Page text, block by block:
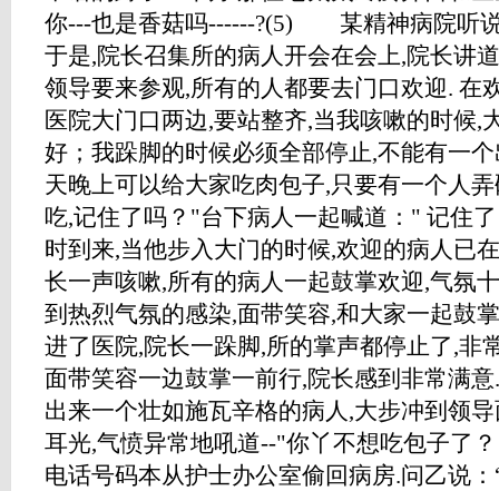
你---也是香菇吗------?(5) 某精神病院听
于是,院长召集所的病人开会在会上,院长讲
领导要来参观,所有的人都要去门口欢迎. 在
医院大门口两边,要站整齐,当我咳嗽的时候,
好；我跺脚的时候必须全部停止,不能有一
天晚上可以给大家吃肉包子,只要有一个人
吃,记住了吗？"台下病人一起喊道：" 记
时到来,当他步入大门的时候,欢迎的病人已
长一声咳嗽,所有的病人一起鼓掌欢迎,气氛
到热烈气氛的感染,面带笑容,和大家一起鼓
进了医院,院长一跺脚,所的掌声都停止了,非
面带笑容一边鼓掌一前行,院长感到非常满
出来一个壮如施瓦辛格的病人,大步冲到领
耳光,气愤异常地吼道--"你丫不想吃包子了
电话号码本从护士办公室偷回病房.问乙说